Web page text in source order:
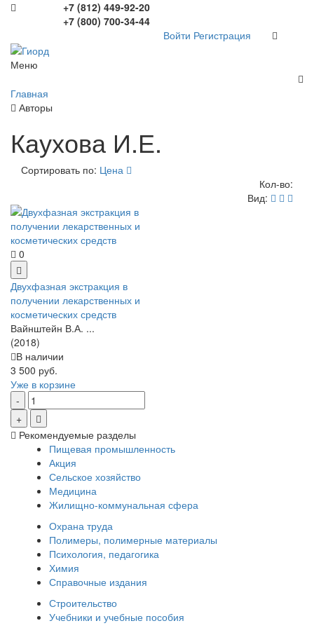
+7 (812) 449-92-20
+7 (800) 700-34-44
Войти Регистрация
Меню
Главная
Авторы
Каухова И.Е.
Сортировать по: Цена
Кол-во:
Вид:
0
Двухфазная экстракция в
получении лекарственных и
косметических средств
Вайнштейн В.А. ...
(2018)
В наличии
3 500 руб.
Уже в корзине
Рекомендуемые разделы
Пищевая промышленность
Акция
Сельское хозяйство
Медицина
Жилищно-коммунальная сфера
Охрана труда
Полимеры, полимерные материалы
Психология, педагогика
Химия
Справочные издания
Строительство
Учебники и учебные пособия